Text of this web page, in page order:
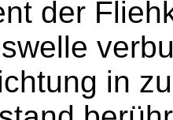
der
in